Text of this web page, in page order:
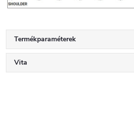
Termékparaméterek
Vita